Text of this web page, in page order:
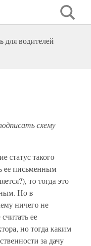
для водителей
схему
статус такого
ее письменным
то тогда это
Но в
ничего не
ее
но тогда каким
за дачу